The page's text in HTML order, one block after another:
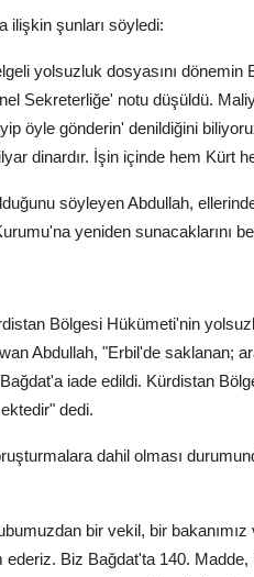
ilişkin şunları söyledi:
yolsuzluk dosyasını
Sekreterliğe' notu düşüldü.
öyle gönderin' denildiğini
dinardır. İşin içinde hem Kürt
söyleyen Abdullah,
yeniden sunacaklarını
Bölgesi Hükümeti'nin
Abdullah, "Erbil'de saklanan;
iade edildi. Kürdistan
dedi.
dahil olması
bir vekil, bir bakanımız
Biz Bağdat'ta 140.